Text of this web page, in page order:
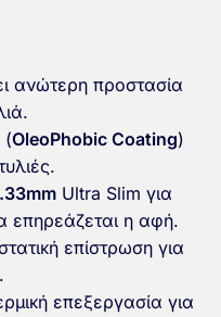
ανώτερη προστασία
(OleoPhobic Coating)
Ultra Slim για
επηρεάζεται η αφή.
επίστρωση για
επεξεργασία για